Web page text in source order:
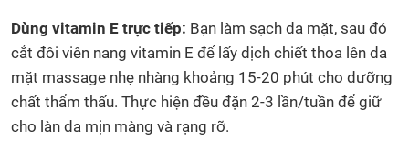
Dùng vitamin E trực tiếp: Bạn làm sạch da mặt, sau đó
cắt đôi viên nang vitamin E để lấy dịch chiết thoa lên da
mặt massage nhẹ nhàng khoảng 15-20 phút cho dưỡng
chất thẩm thấu. Thực hiện đều đặn 2-3 lần/tuần để giữ
cho làn da mịn màng và rạng rỡ.